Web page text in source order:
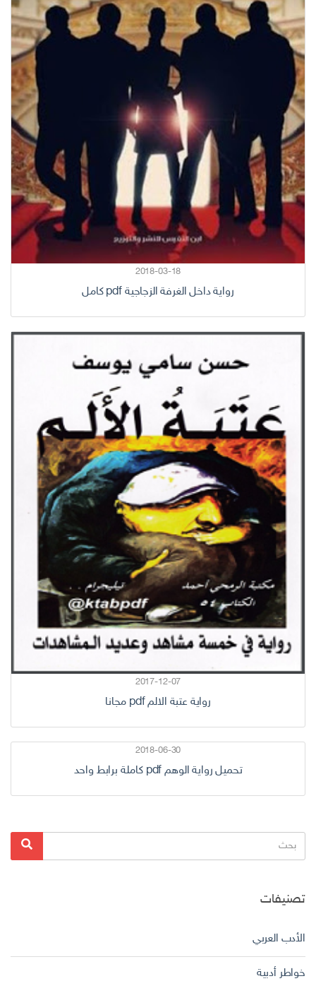
2018-03-18
رواية داخل الغرفة الزجاجية pdf كامل
2017-12-07
رواية عتبة الالم pdf مجانا
2018-06-30
تحميل رواية الوهم pdf كاملة برابط واحد
البحث
عن:
بحث
تصنيفات
الأدب العربي
خواطر أدبية